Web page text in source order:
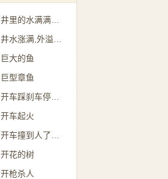
井里的水满满的是什么意思
巨大的鱼
巨型章鱼
开车踩刹车停不下来
开车起火
开花的树
开枪杀人